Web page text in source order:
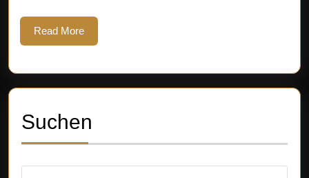
Read MoreRead
More
Suchen